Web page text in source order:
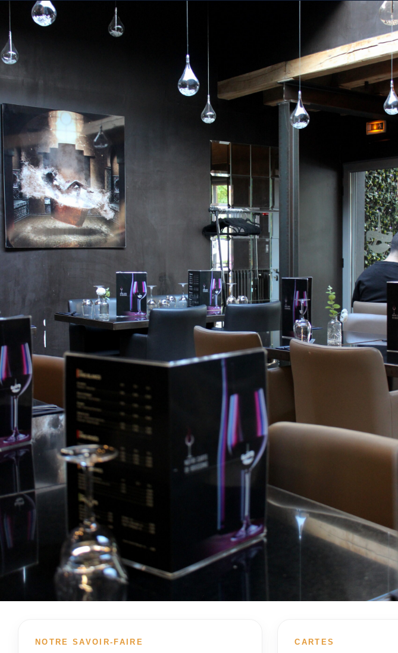
Choisir un Restaurant Val de Marne adapté à ses envies demande un minimum de repères. Un Restaurant Val de Marne reste une solution
appréciée pour partager un repas agréable. L’ambiance générale d’un Restaurant Val de Marne peut marquer positivement les convives. La
richesse de l’offre culinaire d’un Restaurant Val de Marne peut faire la différence. Un Restaurant Val de Marne performant mise souvent sur la
fraîcheur des matières premières. Le service dans un Restaurant Val de Marne influence fortement l’avis final des clients. Un Restaurant Val de
Marne bien situé améliore l’expérience dès l’arrivée. Un Restaurant Val de Marne bien préparé pour le service du midi offre un réel confort. Le soir
venu, un Restaurant Val de Marne élégant peut créer une vraie parenthèse. Pour recevoir des partenaires, un Restaurant Val de Marne sérieux
peut être pertinent. Un Restaurant Val de Marne apprécié sait souvent équilibrer coût et qualité. Un Restaurant Val de Marne se distingue
volontiers grâce à quelques plats signatures. Un Restaurant Val de Marne gagne la confiance des clients grâce à une qualité suivie. Lire les
retours publiés peut rassurer avant de réserver un Restaurant Val de Marne. L’orientation culinaire d’un Restaurant Val de Marne peut répondre à
des envies très différentes. Réserver un Restaurant Val de Marne à l’avance peut éviter bien des déconvenues. Un Restaurant Val de Marne
familial facilite les repas avec enfants. Un Restaurant Val de Marne intimiste favorise les moments privilégiés. Un Restaurant Val de Marne peut
marquer les esprits par le soin visuel apporté à ses plats. Un Restaurant Val de Marne propre rassure naturellement les clients. Sélectionner un
Restaurant Val de Marne demande de regarder l’ensemble de l’expérience.
Un Restaurant Val de Marne peut gagner une vraie notoriété auprès des amateurs de cuisine. La personnalité d’un Restaurant Val de Marne se
ressent dès les premiers instants. Un Restaurant Val de Marne servi par un personnel disponible rassure rapidement. La maîtrise culinaire d’un
Restaurant Val de Marne passe aussi par ses cuissons. Un Restaurant Val de Marne peut séduire dès ses entrées. Le niveau des plats
principaux détermine souvent la satisfaction dans un Restaurant Val de Marne. La conclusion sucrée participe à la mémorisation d’un Restaurant
Val de Marne. Un Restaurant Val de Marne bénéficiant de bons retours suscite l’intérêt de nouveaux clients. Une carte liquide bien pensée
soutient la qualité perçue d’un Restaurant Val de Marne. La flexibilité d’un Restaurant Val de Marne constitue parfois un avantage appréciable.
Le confort des assises améliore discrètement l’expérience dans un Restaurant Val de Marne. Le plaisir de manger dehors peut favoriser le choix
d’un Restaurant Val de Marne. Un Restaurant Val de Marne performant évite les temps morts inutiles. Un Restaurant Val de Marne convainc
davantage lorsque son offre est cohérente. Un Restaurant Val de Marne peut attirer par son sens du partage et de la gourmandise. La
délicatesse des recettes apporte du relief à un Restaurant Val de Marne. Un lien fort avec les habitants peut soutenir le développement d’un
Restaurant Val de Marne. La visibilité web soutient le développement d’un Restaurant Val de Marne. Pour célébrer un moment important, un
Restaurant Val de Marne peut être une excellente idée. L’évaluation d’un Restaurant Val de Marne se fait sur la globalité du ressenti.
Un Restaurant Val de Marne peut satisfaire une large palette de préférences gourmandes. Le niveau de confort intérieur participe à l’image d’un
Restaurant Val de Marne. Un Restaurant Val de Marne entretenu avec soin gagne naturellement en attractivité. Le savoir-faire culinaire s’observe
rapidement dans un Restaurant Val de Marne. Un Restaurant Val de Marne reconnu laisse souvent un souvenir agréable à ses clients. Un
Restaurant Val de Marne bien pensé tient compte de l’ambiance sonore. La disponibilité d’un Restaurant Val de Marne selon les moments de la
journée est importante. Un Restaurant Val de Marne n’a pas besoin d’en faire trop pour convaincre. Un Restaurant Val de Marne plus ambitieux
peut aussi viser une expérience haut de gamme. Les choix esthétiques apportent du caractère à un Restaurant Val de Marne. La tenue de
service en période dense valorise un Restaurant Val de Marne. Le sens du contact valorise immédiatement un Restaurant Val de Marne. Un
Restaurant Val de Marne bien structuré facilite la prise de décision du client. La disponibilité des plats annoncés compte pour la crédibilité d’un
Restaurant Val de Marne. La fiabilité d’un Restaurant Val de Marne favorise naturellement les recommandations. Un Restaurant Val de Marne
convainc davantage quand tout fonctionne ensemble. Un Restaurant Val de Marne adapté rend le repas plus fluide et plus plaisant. Dans le Val-
de-Marne, une bonne adresse se repère grâce à plusieurs éléments concrets. La force d’un Restaurant Val de Marne tient à la qualité complète
NOTRE SAVOIR-FAIRE CARTES